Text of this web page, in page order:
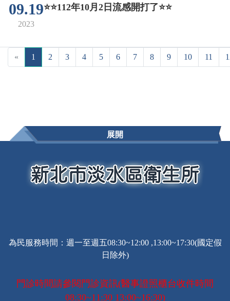
09.19
2023
⭐⭐112年10月2日流感開打了⭐⭐
« 1 2 3 4 5 6 7 8 9 10 11
展開
為民服務時間：週一至週五08:30~12:00 ,13:00~17:30(國定假
日除外)
門診時間請參閱門診資訊(醫事證照櫃台收件時間
08:30~11:30 13:00~16:30)